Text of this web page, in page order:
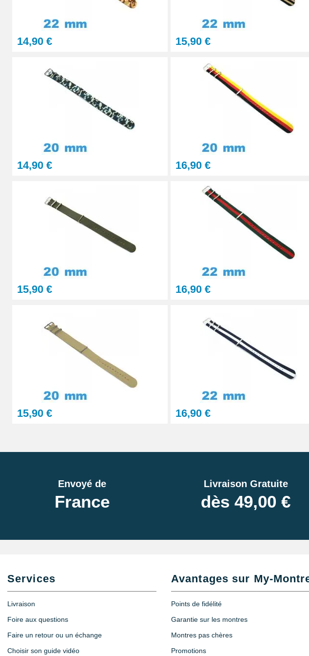
Outil pointeau de pose suisse professionnel BERGEON
28,90 €
Pointeau de Pose Tête Interchangeable
23,90 €
14,90 € 15,90 €
14,90 € 16,90 €
15,90 € 16,90 €
15,90 € 16,90 €
Envoyé de
France
Livraison Gratuite
dès 49,00 €
Services
Livraison
Foire aux questions
Faire un retour ou un échange
Choisir son guide vidéo
Avantages sur My-
Points de fidélité
Garantie sur les montres
Montres pas chères
Promotions